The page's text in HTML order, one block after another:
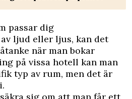
passar dig
ljud eller ljus, kan det
när man bokar
på vissa hotell kan man
typ av rum, men det är